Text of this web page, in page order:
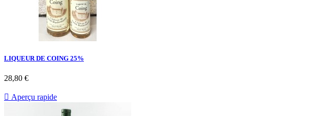
LIQUEUR DE COING 25%
28,80 €
 Aperçu rapide